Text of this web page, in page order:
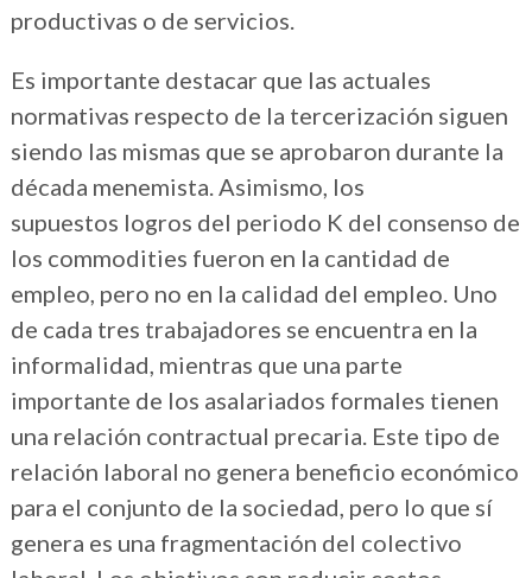
productivas o de servicios.
Es importante destacar que las actuales
normativas respecto de la tercerización siguen
siendo las mismas que se aprobaron durante la
década menemista. Asimismo, los
supuestos logros del periodo K del consenso de
los commodities fueron en la cantidad de
empleo, pero no en la calidad del empleo. Uno
de cada tres trabajadores se encuentra en la
informalidad, mientras que una parte
importante de los asalariados formales tienen
una relación contractual precaria. Este tipo de
relación laboral no genera beneficio económico
para el conjunto de la sociedad, pero lo que sí
genera es una fragmentación del colectivo